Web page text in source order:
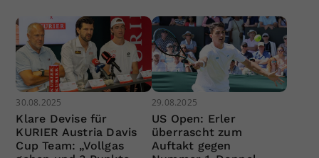
30.08.2025
Klare Devise für
KURIER Austria Davis
Cup Team: „Vollgas
29.08.2025
US Open: Erler
überrascht zum
Auftakt gegen